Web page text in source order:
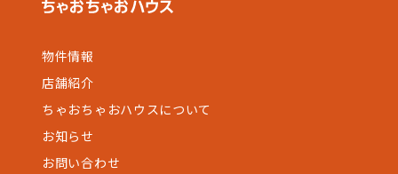
物件情報
店舗紹介
ちゃおちゃおハウスについて
お知らせ
お問い合わせ